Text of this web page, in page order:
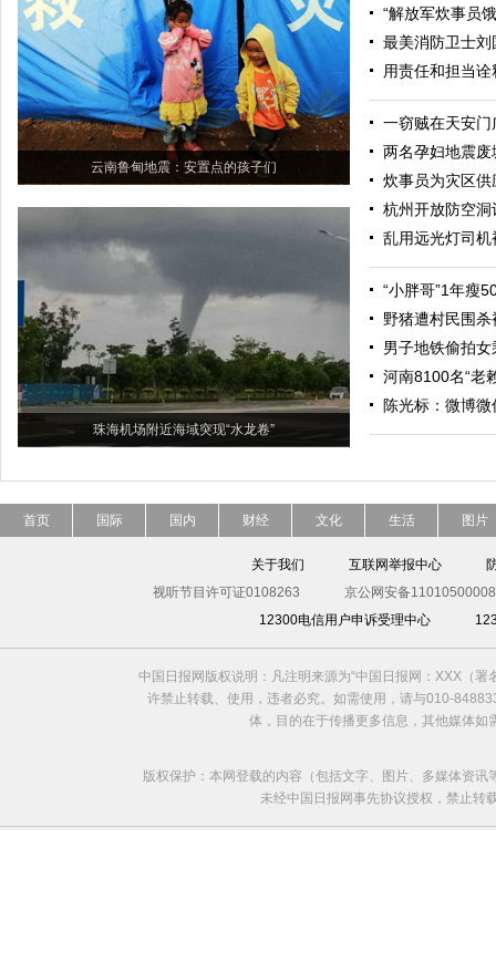
云南鲁甸地震：安置点的孩子们
珠海机场附近海域突现“水龙卷”
“解放军炊事员
最美消防卫士
用责任和担当诠
一窃贼在天安
两名孕妇地震
炊事员为灾区
杭州开放防空洞
乱用远光灯司
“小胖哥”1年瘦
野猪遭村民围
男子地铁偷拍
河南8100名“老
陈光标：微博
首页 国际 国内 财经 文化 生活 图片
关于我们 互联网举报中心
视听节目许可证0108263
京公网安备
12300电信用户申诉受理中心
中国日报网版权说明：凡注明来源为“中国日报网：XXX（
许禁止转载、使用，违者必究。如需使用，请与010-
体，目的在于传播更多信息，其他媒体
版权保护：本网登载的内容（包括文字、图片、多媒体资
未经中国日报网事先协议授权，禁止转